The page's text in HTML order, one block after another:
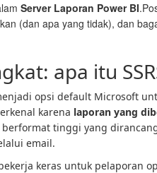
Server Laporan Power BI
(dan apa yang tidak), dan
apa itu
opsi default Microsoft
karena laporan yang
tinggi yang
email.
keras untuk pelaporan